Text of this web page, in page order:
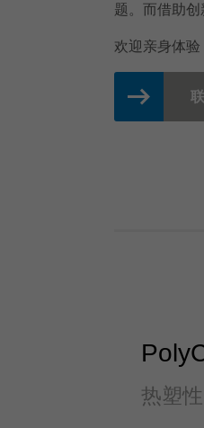
题。而借助创
欢迎亲身体验
热塑